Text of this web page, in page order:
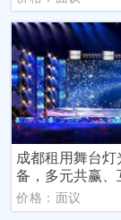
成都租用舞台灯
备，多元共赢、
价格：面议